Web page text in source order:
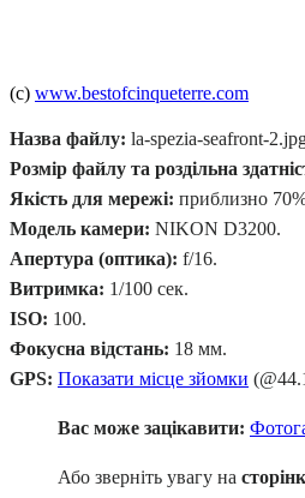
(c) www.bestofcinqueterre.com
Назва файлу: la-spezia-seafront-
Розмір файлу та роздільна
Якість для мережі: приблизно
Модель камери: NIKON D3200.
Апертура (оптика): f/16.
Витримка: 1/100 сек.
ISO: 100.
Фокусна відстань: 18 мм.
GPS: Показати місце зйомки
Вас може зацікавити:
Або зверніть увагу на